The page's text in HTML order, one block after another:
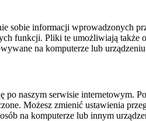
sobie informacji wprowadzonych
funkcji. Pliki te umożliwiają
na komputerze lub
naszym serwisie internetowym.
Możesz zmienić ustawienia
na komputerze lub innym